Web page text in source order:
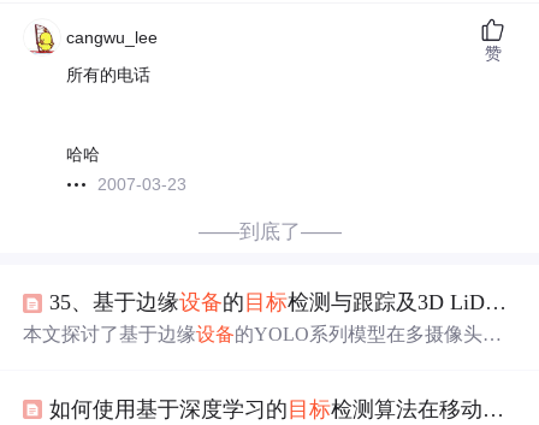
cangwu_lee
所有的电话
哈哈
2007-03-23
赞
——到底了——
35、基于边缘设备的 目标检测与跟踪及3D LiDAR场景识别技术
本文探讨了基于边缘设备的YOLO系列模型在多摄像头环
场景识别网络。该方法通过代理表示和自注意力机制，在
如何使用基于深度学习的目标检测算法在移动设备